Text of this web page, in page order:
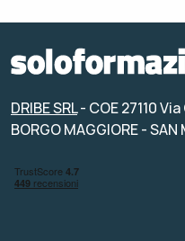
DRIBE SRL- COE 27110
BORGO MAGGIORE -